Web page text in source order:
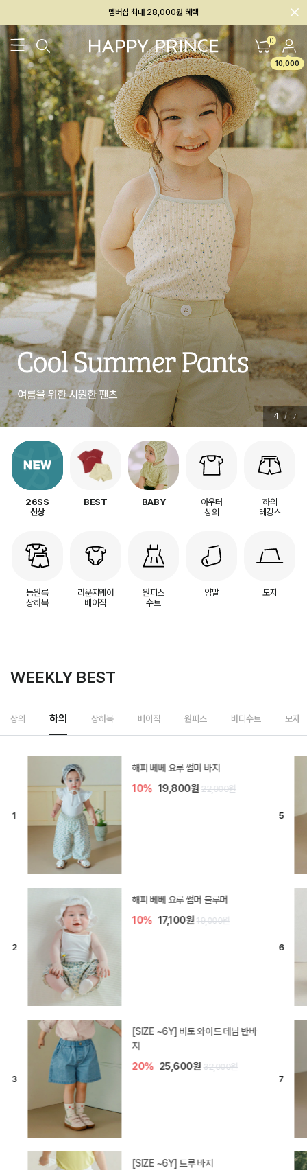
회원전용 아울렛, 가입하면 ~60% 할인!
멤버십 최대 28,000원 혜택 0
10,000
26SS 신상 BEST BABY[6~12M] 아우터/상의 하의/레깅스
5 / 7
26SS
신상
BEST BABY
아우터
상의
하의
레깅스
등원룩
상하복
라운지웨어
베이직
원피스
수트
양말 모자
WEEKLY BEST
상의 하의 상하복 베이직 원피스 바디수트 모자
[SIZE ~6Y] 델린 린넨 바지
10% 21,600원 24,000원
듀이 아기 바지
20% 15,200원 19,000원
[SIZE ~6Y] 라핀 카프리 팬츠
30%
엘로디 니트 아기 바지